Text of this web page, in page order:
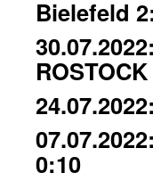
Bielefeld
0:10